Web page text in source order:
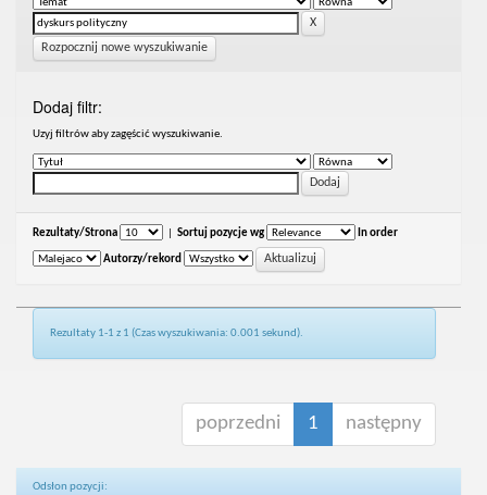
Rozpocznij nowe wyszukiwanie
Dodaj filtr:
Uzyj filtrów aby zagęścić wyszukiwanie.
Rezultaty/Strona Sortuj pozycje wg In order
Autorzy/rekord
Rezultaty 1-1 z 1 (Czas wyszukiwania: 0.001 sekund).
poprzedni 1 następny
Odsłon pozycji: